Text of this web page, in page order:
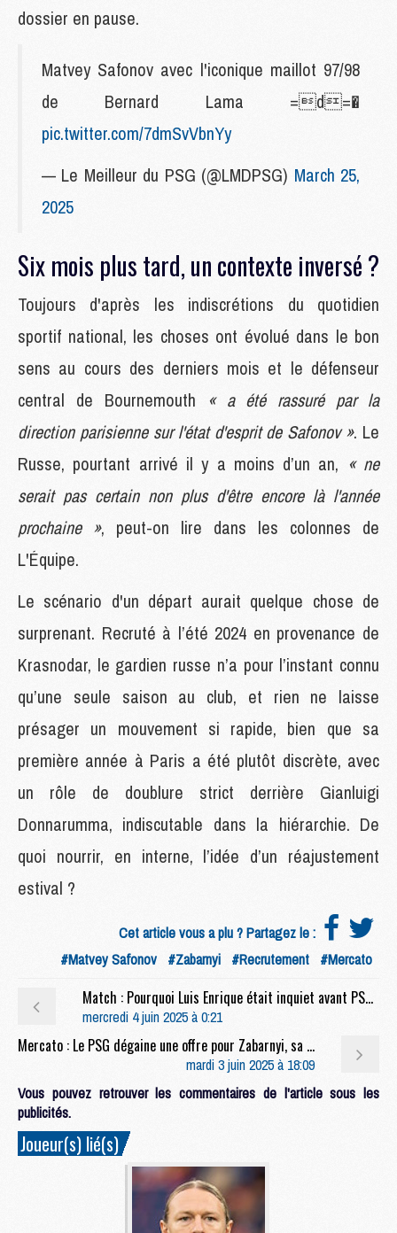
dossier en pause.
Matvey Safonov avec l'iconique maillot 97/98
de Bernard Lama =d=�
pic.twitter.com/7dmSvVbnYy
— Le Meilleur du PSG (@LMDPSG) March 25,
2025
Six mois plus tard, un contexte inversé ?
Toujours d'après les indiscrétions du quotidien
sportif national, les choses ont évolué dans le bon
sens au cours des derniers mois et le défenseur
central de Bournemouth « a été rassuré par la
direction parisienne sur l'état d'esprit de Safonov ». Le
Russe, pourtant arrivé il y a moins d’un an, « ne
serait pas certain non plus d'être encore là l'année
prochaine », peut-on lire dans les colonnes de
L'Équipe.
Le scénario d'un départ aurait quelque chose de
surprenant. Recruté à l’été 2024 en provenance de
Krasnodar, le gardien russe n’a pour l’instant connu
qu’une seule saison au club, et rien ne laisse
présager un mouvement si rapide, bien que sa
première année à Paris a été plutôt discrète, avec
un rôle de doublure strict derrière Gianluigi
Donnarumma, indiscutable dans la hiérarchie. De
quoi nourrir, en interne, l’idée d’un réajustement
estival ?
Cet article vous a plu ? Partagez le :
#Matvey Safonov #Zabarnyi #Recrutement #Mercato
Match : Pourquoi Luis Enrique était inquiet avant PSG/Inter
mercredi 4 juin 2025 à 0:21
Mercato : Le PSG dégaine une offre pour Zabarnyi, sa piste prioritaire en défense
mardi 3 juin 2025 à 18:09
Vous pouvez retrouver les commentaires de l'article sous les
publicités.
Joueur(s) lié(s)